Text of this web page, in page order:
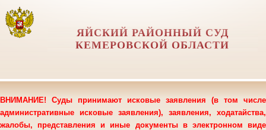
ЯЙСКИЙ РАЙОННЫЙ СУД
КЕМЕРОВСКОЙ ОБЛАСТИ
ВНИМАНИЕ! Суды принимают исковые заявления (в том числе
административные исковые заявления), заявления, ходатайства,
жалобы, представления и иные документы в электронном виде